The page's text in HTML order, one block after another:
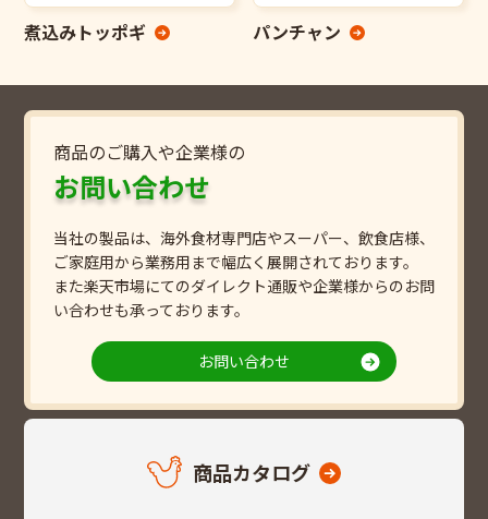
煮込みトッポギ パンチャン
商品のご購入や企業様の
お問い合わせ
当社の製品は、海外食材専門店やスーパー、飲食店様、
ご家庭用から業務用まで幅広く展開されております。
また楽天市場にてのダイレクト通販や企業様からのお問
い合わせも承っております。
お問い合わせ
商品カタログ